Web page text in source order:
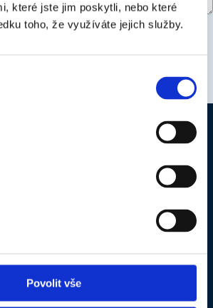
které jste jim poskytli, nebo které
toho, že využíváte jejich služby.
Povolit vše
HET BENEFIT - pravidlá súťaže
pravidlá